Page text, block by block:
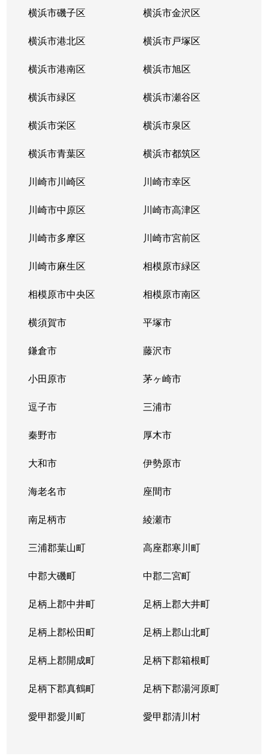
横浜市磯子区 横浜市金沢区
横浜市港北区 横浜市戸塚区
横浜市港南区 横浜市旭区
横浜市緑区 横浜市瀬谷区
横浜市栄区 横浜市泉区
横浜市青葉区 横浜市都筑区
川崎市川崎区 川崎市幸区
川崎市中原区 川崎市高津区
川崎市多摩区 川崎市宮前区
川崎市麻生区 相模原市緑区
相模原市中央区 相模原市南区
横須賀市 平塚市
鎌倉市 藤沢市
小田原市 茅ヶ崎市
逗子市 三浦市
秦野市 厚木市
大和市 伊勢原市
海老名市 座間市
南足柄市 綾瀬市
三浦郡葉山町 高座郡寒川町
中郡大磯町 中郡二宮町
足柄上郡中井町 足柄上郡大井町
足柄上郡松田町 足柄上郡山北町
足柄上郡開成町 足柄下郡箱根町
足柄下郡真鶴町 足柄下郡湯河原町
愛甲郡愛川町 愛甲郡清川村